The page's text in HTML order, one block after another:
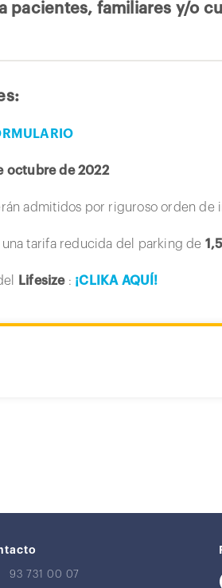
pacientes, familiares y/o
octubre de 2022
admitidos por riguroso orden de
una tarifa reducida del parking de
Lifesize: ¡CLIKA AQUÍ!
93 731 00 07